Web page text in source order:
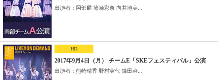
出演者：岡部麟 篠崎彩奈 向井地美...
HD
2017年9月4日（月） チームE「SKEフェスティバル」公演
出演者：熊崎晴香 野村実代 鎌田菜...